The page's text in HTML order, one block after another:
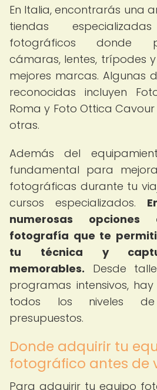
En Italia, encontrarás una
tiendas
fotográficos donde
cámaras, lentes, trípodes
mejores marcas. Algunas
reconocidas incluyen
Roma y Foto Ottica
otras.
Además del
fundamental para
fotográficas durante tu
cursos especializados.
numerosas
fotografía que te
tu técnica y
memorables. Desde
programas intensivos,
todos los niveles
presupuestos.
Donde adquirir tu
fotográfico antes de
Para adquirir tu equipo